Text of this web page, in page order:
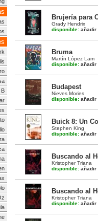
B
Brujería para
Grady Hendrix
disponible: añadir
Bruma
Martín López Lam
disponible: añadir
Budapest
Nieves Mories
disponible: añadir
Buick 8: Un
Stephen King
disponible: añadir
Buscando al
Kristopher Triana
disponible: añadir
Buscando al
Kristopher Triana
disponible: añadir